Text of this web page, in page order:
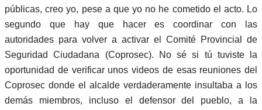
públicas, creo yo, pese a que yo no he cometido el acto. Lo
segundo que hay que hacer es coordinar con las
autoridades para volver a activar el Comité Provincial de
Seguridad Ciudadana (Coprosec). No sé si tú tuviste la
oportunidad de verificar unos videos de esas reuniones del
Coprosec donde el alcalde verdaderamente insultaba a los
demás miembros, incluso el defensor del pueblo, a la